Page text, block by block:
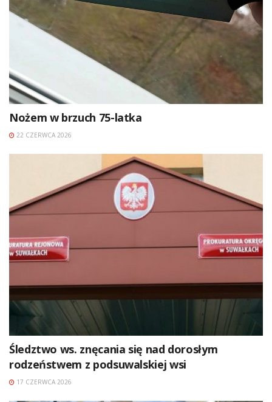
Nożem w brzuch 75-latka
22 CZERWCA 2026
Śledztwo ws. znęcania się nad dorosłym
rodzeństwem z podsuwalskiej wsi
17 CZERWCA 2026